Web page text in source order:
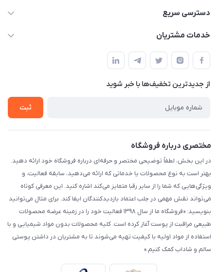
09332394024-09120346631
دسترسی سریع
حساب کاربری
لیست محصولات
درباره ما
خدمات مشتریان
قوانین و مقررات
حریم خصوصی
راهنما
از جدید‌ترین تخفیف‌ها با‌ خبر شوید
ثبت
مختصری درباره فروشگاه
در این بخش، لطفاً توضیحی مختصر و حرفه‌ای درباره فروشگاه خود ارائه دهید.
بهتر است به نوع محصولات یا خدماتی که ارائه می‌دهید، سابقه فعالیت، و
ویژگی‌هایی که شما را از سایر رقبا متمایز می‌کند اشاره کنید. این معرفی کوتاه
می‌تواند نقش مهمی در جلب اعتماد بازدیدکنندگان ایفا کند. برای مثال می‌توانید
بنویسید: «فروشگاه ما از سال ۱۳۹۸ فعالیت خود را در زمینه عرضه محصولات
طبیعی مراقبت از پوست آغاز کرده است. کلیه محصولات بدون مواد شیمیایی و با
استفاده از مواد اولیه با کیفیت تهیه می‌شوند تا به مشتریان در داشتن پوستی
سالم و شاداب کمک کنیم.»